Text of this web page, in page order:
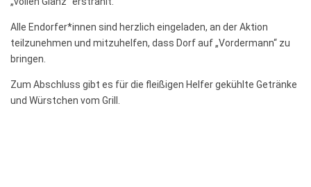
Alle Endorfer*innen sind herzlich eingeladen, an der Aktion
teilzunehmen und mitzuhelfen, dass Dorf auf „Vordermann“ zu
bringen.
Zum Abschluss gibt es für die fleißigen Helfer gekühlte Getränke
und Würstchen vom Grill.